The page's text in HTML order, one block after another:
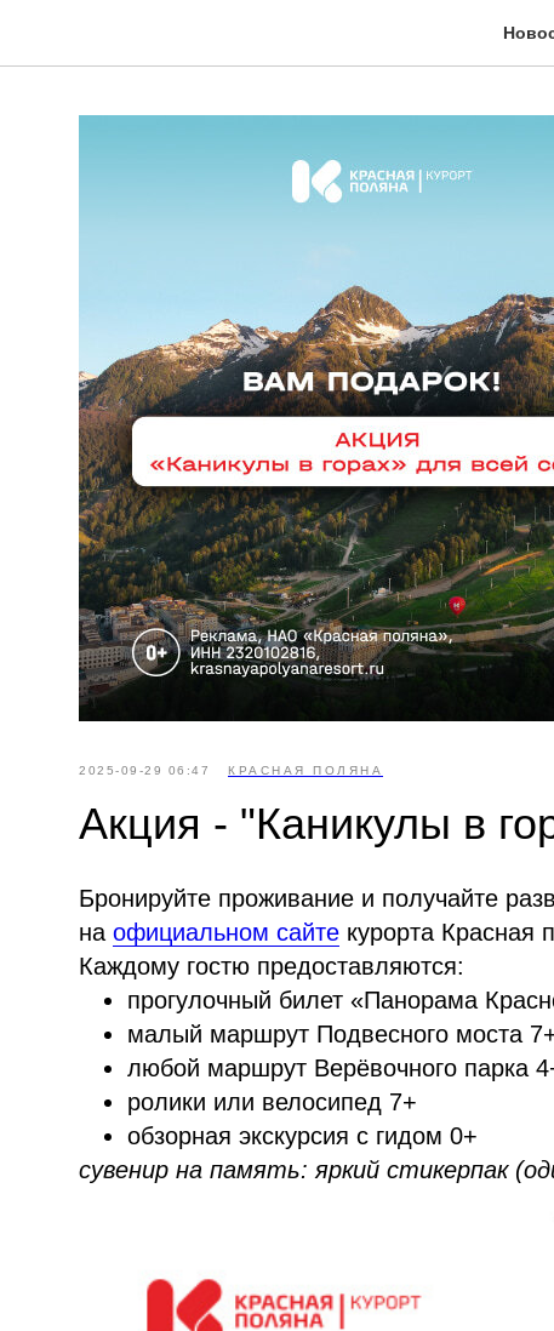
2025-09-29 06:47 КРАСНАЯ ПОЛЯНА
Акция - "Каникулы в
Бронируйте проживание и получайте
на официальном сайте курорта Красная
Каждому гостю предоставляются:
прогулочный билет «Панорама
малый маршрут Подвесного моста
любой маршрут Верёвочного парка
ролики или велосипед 7+
обзорная экскурсия с гидом 0+
сувенир на память: яркий стикерпак